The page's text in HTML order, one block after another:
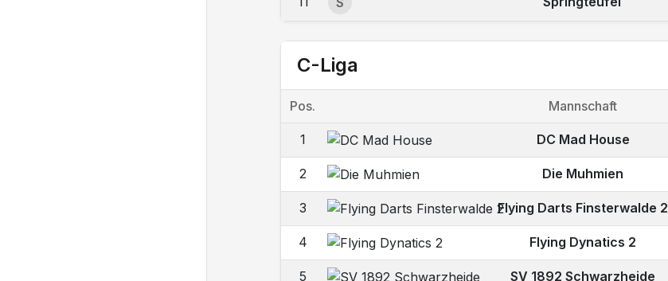
C-Liga
Pos. Mannschaft
1 DC Mad House
2 Die Muhmien
3 Flying Darts Finsterwalde 2
4 Flying Dynatics 2
5 SV 1892 Schwarzheide